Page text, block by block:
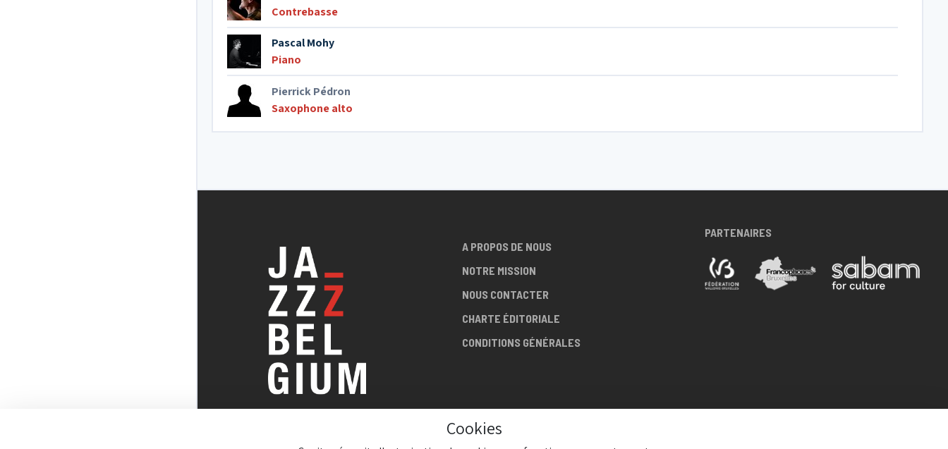
Contrebasse
Pascal Mohy
Piano
Pierrick Pédron
Saxophone alto
TOUT SUR LA SCÈNE
A PROPOS DE NOUS
NOTRE MISSION
NOUS CONTACTER
CHARTE ÉDITORIALE
CONDITIONS GÉNÉRALES
PARTENAIRES
Cookies